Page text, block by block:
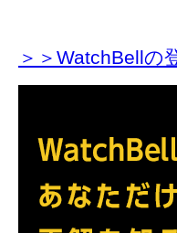
＞＞WatchBellの